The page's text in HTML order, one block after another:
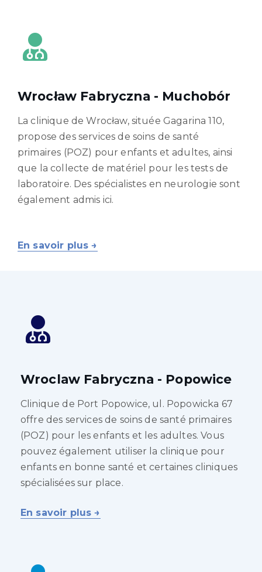
Wrocław Fabryczna - Muchobór
La clinique de Wrocław, située Gagarina 110,
propose des services de soins de santé
primaires (POZ) pour enfants et adultes, ainsi
que la collecte de matériel pour les tests de
laboratoire. Des spécialistes en neurologie sont
également admis ici.
En savoir plus →
Wroclaw Fabryczna - Popowice
Clinique de Port Popowice, ul. Popowicka 67
offre des services de soins de santé primaires
(POZ) pour les enfants et les adultes. Vous
pouvez également utiliser la clinique pour
enfants en bonne santé et certaines cliniques
spécialisées sur place.
En savoir plus →